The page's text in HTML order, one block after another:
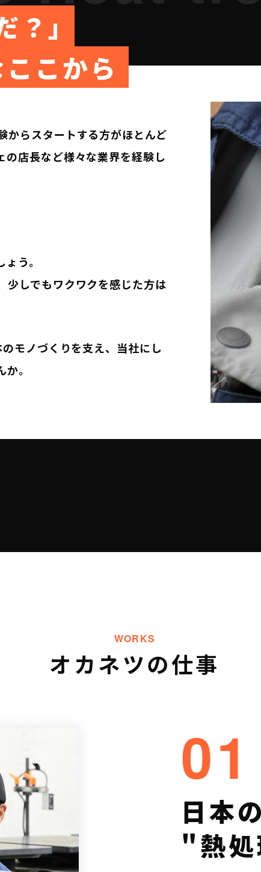
？」
こから
からスタートする方がほとんど
の店長など様々な業界を経験し
う。
少しでもワクワクを感じた方は
モノづくりを支え、当社にし
。
オカネツの仕事
WORKS
01
日本
"熱